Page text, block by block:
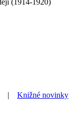
| Knižné novinky